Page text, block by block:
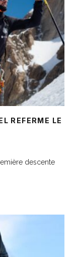
REFERME LE
descente